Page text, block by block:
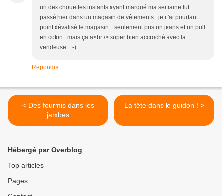
un des chouettes instants ayant marqué ma semaine fut
passé hier dans un magasin de vêtements.. je n'ai pourtant
point dévalisé le magasin... seulement pris un jeans et un pull
en coton.. mais ça a<br /> super bien accroché avec la
vendeuse...:-)
Répondre
< Des fourmis dans les
jambes
La tête dans le guidon ! >
Hébergé par Overblog
Top articles
Pages